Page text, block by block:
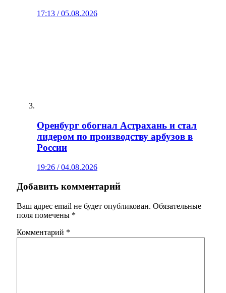
17:13 / 05.08.2026
Оренбург обогнал Астрахань и стал
лидером по производству арбузов в
России
19:26 / 04.08.2026
Добавить комментарий
Ваш адрес email не будет опубликован. Обязательные
поля помечены *
Комментарий *